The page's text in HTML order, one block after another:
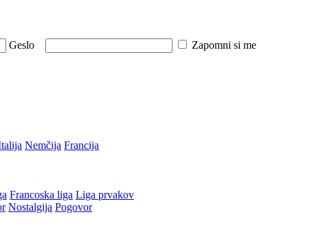
Geslo Zapomni si me
Nemčija Francija
Francoska liga Liga prvakov
Nostalgija Pogovor